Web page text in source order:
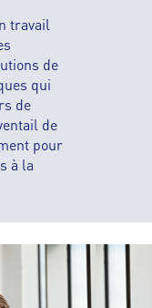
travail
de
qui
de
de
pour
à la